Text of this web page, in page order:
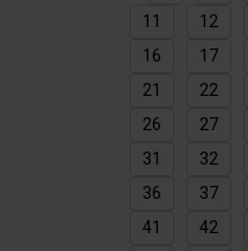
11
12
16
17
21
22
26
27
31
32
36
37
41
42